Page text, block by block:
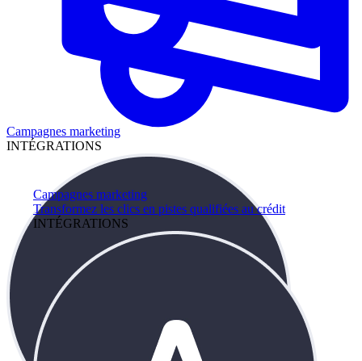
Campagnes marketing
Transformez les clics en pistes qualifiées au crédit
INTÉGRATIONS
Campagnes marketing
INTÉGRATIONS